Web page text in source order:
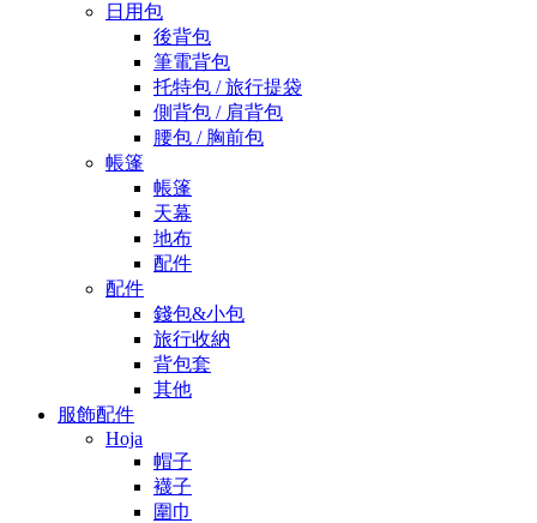
日用包
後背包
筆電背包
托特包 / 旅行提袋
側背包 / 肩背包
腰包 / 胸前包
帳篷
帳篷
天幕
地布
配件
配件
錢包&小包
旅行收納
背包套
其他
服飾配件
Hoja
帽子
襪子
圍巾